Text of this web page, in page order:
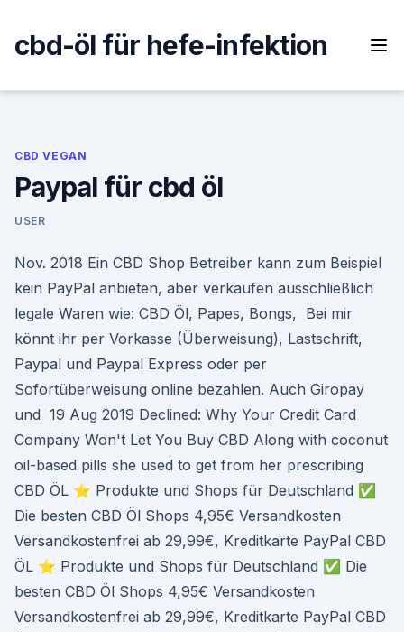
content
cbd-öl für hefe-infektion
CBD VEGAN
Paypal für cbd öl
USER
Nov. 2018 Ein CBD Shop Betreiber kann zum Beispiel
kein PayPal anbieten, aber verkaufen ausschließlich
legale Waren wie: CBD Öl, Papes, Bongs, Bei mir
könnt ihr per Vorkasse (Überweisung), Lastschrift,
Paypal und Paypal Express oder per
Sofortüberweisung online bezahlen. Auch Giropay
und 19 Aug 2019 Declined: Why Your Credit Card
Company Won't Let You Buy CBD Along with coconut
oil-based pills she used to get from her prescribing
CBD ÖL ⭐ Produkte und Shops für Deutschland ✅
Die besten CBD Öl Shops 4,95€ Versandkosten
Versandkostenfrei ab 29,99€, Kreditkarte PayPal CBD
ÖL ⭐ Produkte und Shops für Deutschland ✅ Die
besten CBD Öl Shops 4,95€ Versandkosten
Versandkostenfrei ab 29,99€, Kreditkarte PayPal CBD